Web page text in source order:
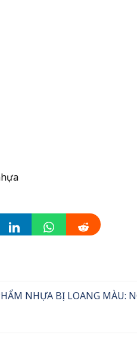
NHỰA BỊ LOANG MÀU: